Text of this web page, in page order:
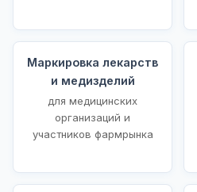
Маркировка лекарств
и медизделий
для медицинских
организаций и
участников фармрынка